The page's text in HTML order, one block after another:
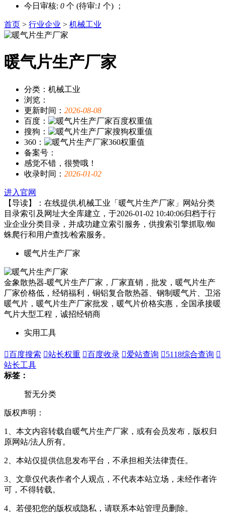
今日审核: 0 个 (待审:1 个) ；
首页 > 行业企业 > 机械工业
暖气片生产厂家
分类：机械工业
浏览：
更新时间： 2026-08-08
百度：
搜狗：
360：
备案号：
感觉不错，很赞哦！
收录时间： 2026-01-02
进入官网
【导读】：在线提供,机械工业「暖气片生产厂家」网站分类
目录索引及网址大全库建立，于2026-01-02 10:40:06归档于行
业企业分类目录，并成功建立索引服务，供搜索引擎抓取/蜘
蛛爬行和用户查找/检索服务。
暖气片生产厂家
金象散热器-暖气片生产厂家，厂家直销，批发，暖气片生产
厂家价格低，经销福利，铜铝复合散热器、钢制暖气片、卫浴
暖气片，暖气片生产厂家批发，暖气片价格实惠，全国承接暖
气片大型工程，诚招经销商
实用工具
百度搜索 站长权重 百度收录 爱站查询 5118综合查询 
站长工具
标签：
暂无分类
版权声明：
1、本文内容转载自暖气片生产厂家，或有会员发布，版权归
原网站/法人所有。
2、本站仅提供信息发布平台，不承担相关法律责任。
3、文章仅代表作者个人观点，不代表本站立场，未经作者许
可，不得转载。
4、若侵犯您的版权或隐私，请联系本站管理员删除。